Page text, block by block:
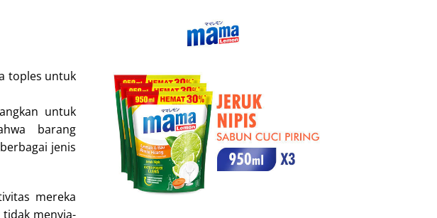
toples untuk
untuk
barang
jenis
mereka
menyia-